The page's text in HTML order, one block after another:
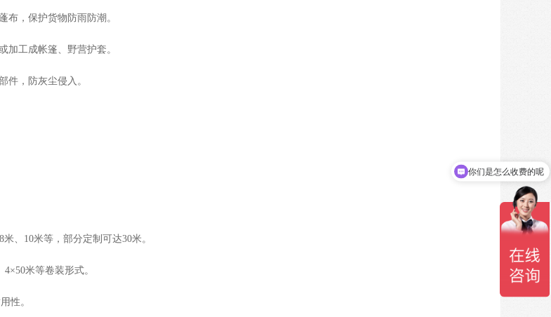
布，保护货物防雨防潮。
加工成帐篷、野营护套。
件，防灰尘侵入。
、10米等，部分定制可达30米。
米等卷装形式。
性。
你们是怎么收费的呢